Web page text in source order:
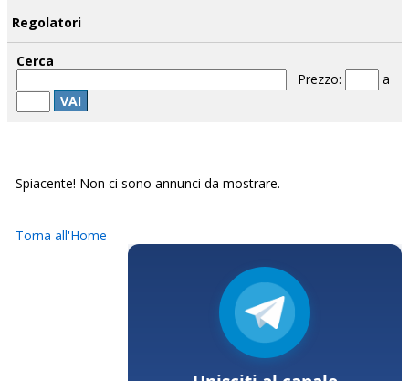
Regolatori
Cerca
Prezzo:
a
VAI
Spiacente! Non ci sono annunci da mostrare.
Torna all'Home